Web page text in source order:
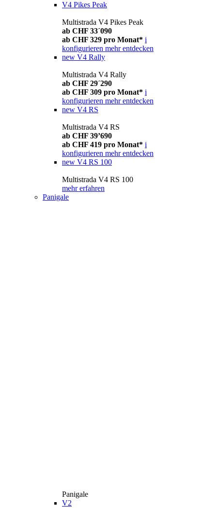
V4 Pikes Peak
Multistrada V4 Pikes Peak
ab CHF 33´090
ab CHF 329 pro Monat* i
konfigurieren mehr entdecken
new V4 Rally
Multistrada V4 Rally
ab CHF 29´290
ab CHF 309 pro Monat* i
konfigurieren mehr entdecken
new V4 RS
Multistrada V4 RS
ab CHF 39’690
ab CHF 419 pro Monat* i
konfigurieren mehr entdecken
new V4 RS 100
Multistrada V4 RS 100
mehr erfahren
Panigale
Panigale
V2